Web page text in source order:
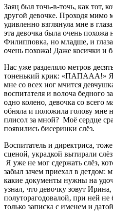
Заяц был точь-в-точь, как тот,
другой девочке. Проходя мимо
удивленно взглянула мне в
эта девочка была очень
Филипповка, но младше, и
очень похожа! Даже косички и
Нас уже разделяло метров
тоненький крик: «ПАПААА!» Я
мне со всех ног мчится
воспитателя и волоча бедного
одно колено, девочка со всего
обняла и положила голову
плисол за мной? Моё сердце
появились бисеринки слёз.
Воспитатель и директриса,
сценой, украдкой вытирали
Я уже не мог сдержать слёз,
забыл зачем приехал в детдом:
какие документы нужны на
узнал, что девочку зовут
полуторагодовалой, при ней
только записка с именем и